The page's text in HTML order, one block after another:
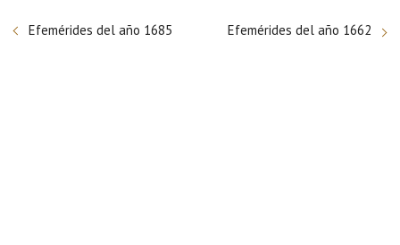
Efemérides del año 1685 Efemérides del año 1662